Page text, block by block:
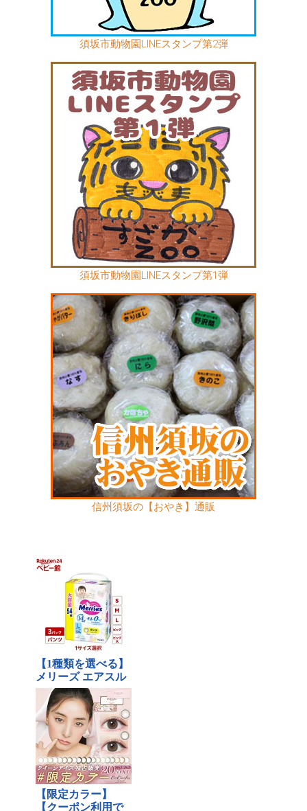
須坂市動物園LINEスタンプ第2弾
須坂市動物園LINEスタンプ第1弾
信州須坂の【おやき】通販